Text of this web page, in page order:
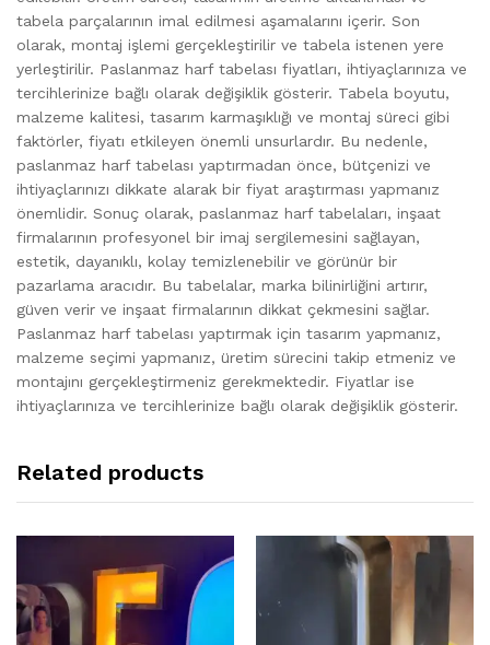
tabela parçalarının imal edilmesi aşamalarını içerir. Son
olarak, montaj işlemi gerçekleştirilir ve tabela istenen yere
yerleştirilir. Paslanmaz harf tabelası fiyatları, ihtiyaçlarınıza ve
tercihlerinize bağlı olarak değişiklik gösterir. Tabela boyutu,
malzeme kalitesi, tasarım karmaşıklığı ve montaj süreci gibi
faktörler, fiyatı etkileyen önemli unsurlardır. Bu nedenle,
paslanmaz harf tabelası yaptırmadan önce, bütçenizi ve
ihtiyaçlarınızı dikkate alarak bir fiyat araştırması yapmanız
önemlidir. Sonuç olarak, paslanmaz harf tabelaları, inşaat
firmalarının profesyonel bir imaj sergilemesini sağlayan,
estetik, dayanıklı, kolay temizlenebilir ve görünür bir
pazarlama aracıdır. Bu tabelalar, marka bilinirliğini artırır,
güven verir ve inşaat firmalarının dikkat çekmesini sağlar.
Paslanmaz harf tabelası yaptırmak için tasarım yapmanız,
malzeme seçimi yapmanız, üretim sürecini takip etmeniz ve
montajını gerçekleştirmeniz gerekmektedir. Fiyatlar ise
ihtiyaçlarınıza ve tercihlerinize bağlı olarak değişiklik gösterir.
Related products